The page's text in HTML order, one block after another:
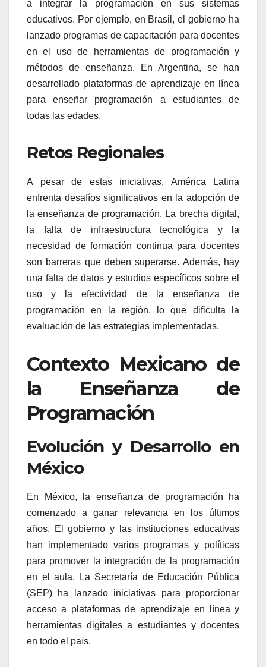
a integrar la programación en sus sistemas
educativos. Por ejemplo, en Brasil, el gobierno ha
lanzado programas de capacitación para docentes
en el uso de herramientas de programación y
métodos de enseñanza. En Argentina, se han
desarrollado plataformas de aprendizaje en línea
para enseñar programación a estudiantes de
todas las edades.
Retos Regionales
A pesar de estas iniciativas, América Latina
enfrenta desafíos significativos en la adopción de
la enseñanza de programación. La brecha digital,
la falta de infraestructura tecnológica y la
necesidad de formación continua para docentes
son barreras que deben superarse. Además, hay
una falta de datos y estudios específicos sobre el
uso y la efectividad de la enseñanza de
programación en la región, lo que dificulta la
evaluación de las estrategias implementadas.
Contexto Mexicano de
la Enseñanza de
Programación
Evolución y Desarrollo en
México
En México, la enseñanza de programación ha
comenzado a ganar relevancia en los últimos
años. El gobierno y las instituciones educativas
han implementado varios programas y políticas
para promover la integración de la programación
en el aula. La Secretaría de Educación Pública
(SEP) ha lanzado iniciativas para proporcionar
acceso a plataformas de aprendizaje en línea y
herramientas digitales a estudiantes y docentes
en todo el país.